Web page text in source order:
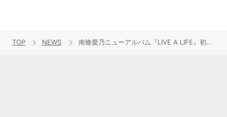
TOP NEWS 南條愛乃ニューアルバム『LIVE A LIFE』初回限定盤特典ライブ映像のダイジェスト版が公開！